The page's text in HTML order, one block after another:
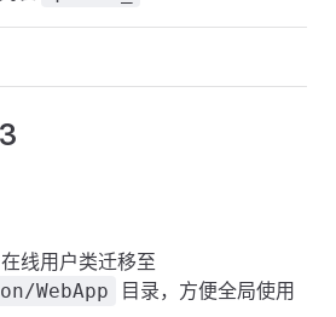
线用户类迁移至
WebApp
目录，方便全局使用